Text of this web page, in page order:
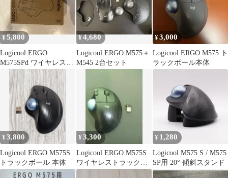
¥5,800
Logicool ERGO
M575SPd ワイヤレスト
ラックボール
¥4,680
Logicool ERGO M575＋
M545 2台セット
¥3,000
Logicool ERGO M575 ト
ラックボール本体
¥3,800
Logicool ERGO M575S
トラックボール 本体
¥3,300
Logicool ERGO M575S
ワイヤレストラックボ
ールマウス
¥ 1,280
Logicool M575 S / M575
SP用 20° 傾斜スタンド